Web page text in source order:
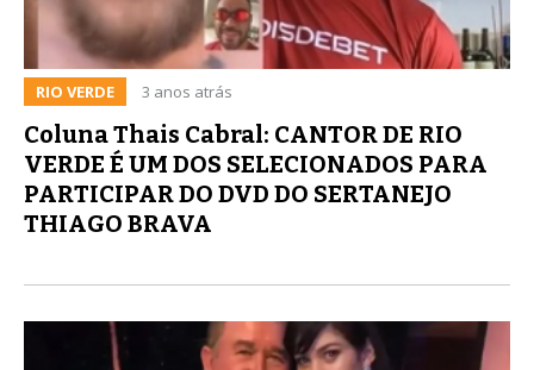
RIO VERDE 3 anos atrás
Coluna Thais Cabral: CANTOR DE RIO
VERDE É UM DOS SELECIONADOS PARA
PARTICIPAR DO DVD DO SERTANEJO
THIAGO BRAVA